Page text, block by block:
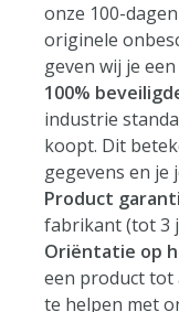
onze 100-
originele
geven wij je
100%
industrie
koopt. Dit
gegevens en je
Product
fabrikant (tot 3
Oriëntatie op
een product tot
te helpen met